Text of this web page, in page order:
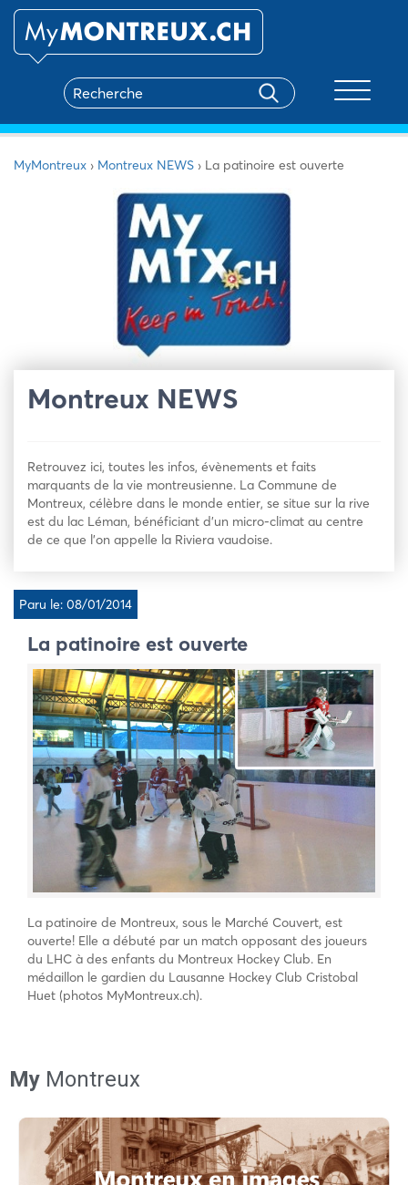
MyMontreux › Montreux NEWS › La patinoire est ouverte
Montreux NEWS
Retrouvez ici, toutes les infos, évènements et faits
marquants de la vie montreusienne. La Commune de
Montreux, célèbre dans le monde entier, se situe sur la rive
est du lac Léman, bénéficiant d’un micro-climat au centre
de ce que l’on appelle la Riviera vaudoise.
Paru le: 08/01/2014
La patinoire est ouverte
La patinoire de Montreux, sous le Marché Couvert, est
ouverte! Elle a débuté par un match opposant des joueurs
du LHC à des enfants du Montreux Hockey Club. En
médaillon le gardien du Lausanne Hockey Club Cristobal
Huet (photos MyMontreux.ch).
My Montreux